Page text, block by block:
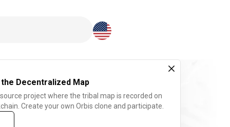
Decentralized Map
project where the tribal map is recorded on
Create your own Orbis clone and participate.